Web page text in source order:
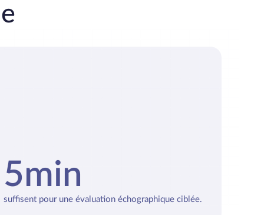
5min
suffisent pour une évaluation échographique ciblée.